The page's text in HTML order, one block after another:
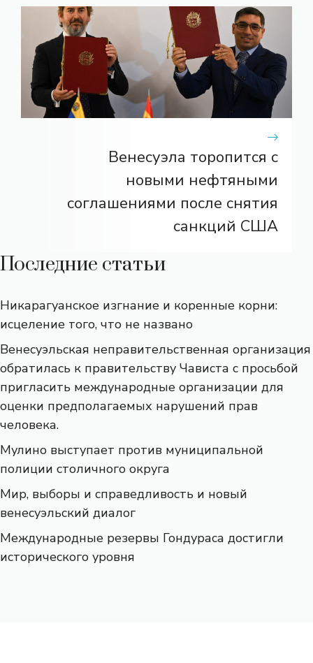
Венесуэла торопится с
новыми нефтяными
соглашениями после снятия
санкций США
Последние статьи
Никарагуанское изгнание и коренные корни:
исцеление того, что не названо
Венесуэльская неправительственная организация
обратилась к правительству Чависта с просьбой
пригласить международные организации для
оценки предполагаемых нарушений прав
человека.
Мулино выступает против муниципальной
полиции столичного округа
Мир, выборы и справедливость и новый
венесуэльский диалог
Международные резервы Гондураса достигли
исторического уровня